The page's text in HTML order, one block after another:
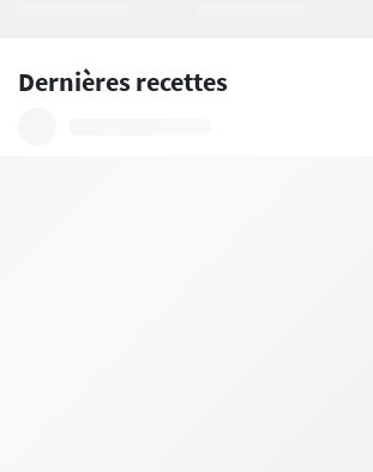
Dernières recettes